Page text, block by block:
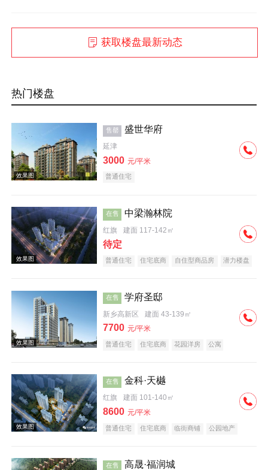
获取楼盘最新动态
热门楼盘
售罄 盛世华府
延津
3000 元/平米
普通住宅
在售 中梁瀚林院
红旗 建面 117-142㎡
待定
普通住宅 住宅底商 自住型商品房
潜力楼盘
在售 学府圣邸
新乡高新区 建面 43-139㎡
7700 元/平米
普通住宅 住宅底商 花园洋房
公寓
在售 金科·天樾
红旗 建面 101-140㎡
8600 元/平米
普通住宅 住宅底商 临街商铺
公园地产
在售 高晟·福润城